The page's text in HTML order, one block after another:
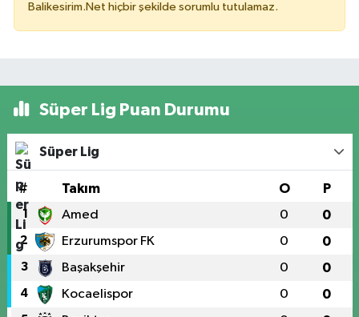
Balikesirim.Net hiçbir şekilde sorumlu tutulamaz.
Süper Lig Puan Durumu
Süper Lig
# Takım O P
1 Amed 0 0
2 Erzurumspor FK 0 0
3 Başakşehir 0 0
4 Kocaelispor 0 0